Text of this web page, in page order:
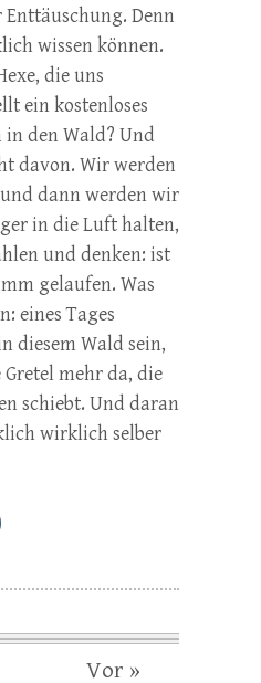
Denn
wissen können.
die uns
ein kostenloses
in den Wald? Und
davon. Wir werden
dann werden wir
in die Luft halten,
und denken: ist
gelaufen. Was
eines Tages
diesem Wald sein,
mehr da, die
schiebt. Und daran
wirklich selber
Vor »